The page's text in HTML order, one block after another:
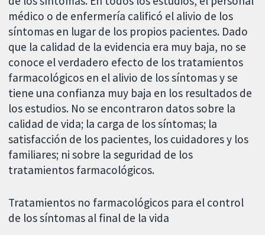
médico o de enfermería calificó el alivio de los
síntomas en lugar de los propios pacientes. Dado
que la calidad de la evidencia era muy baja, no se
conoce el verdadero efecto de los tratamientos
farmacológicos en el alivio de los síntomas y se
tiene una confianza muy baja en los resultados de
los estudios. No se encontraron datos sobre la
calidad de vida; la carga de los síntomas; la
satisfacción de los pacientes, los cuidadores y los
familiares; ni sobre la seguridad de los
tratamientos farmacológicos.
Tratamientos no farmacológicos para el control
de los síntomas al final de la vida